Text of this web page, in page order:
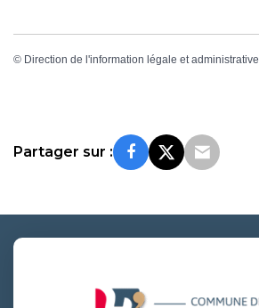
© Direction de l'information légale et administrative
Partager sur :